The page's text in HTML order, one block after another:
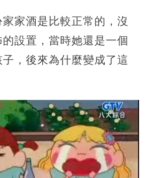
家酒是比較正常的，沒
設置，當時她還是一個
，後來為什麼變成了這